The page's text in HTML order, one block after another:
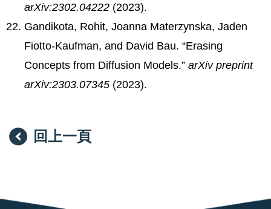
arXiv:2302.04222 (2023).
Gandikota, Rohit, Joanna Materzynska, Jaden
Fiotto-Kaufman, and David Bau. “Erasing
Concepts from Diffusion Models.” arXiv preprint
arXiv:2303.07345 (2023).
回上一頁